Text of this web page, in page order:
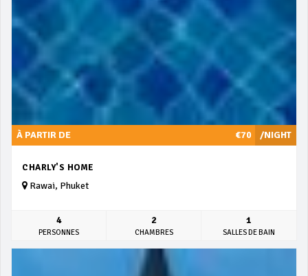
/NIGHT
À PARTIR DE €70
CHARLY'S HOME
Rawai, Phuket
4
PERSONNES
2
CHAMBRES
1
SALLES DE BAIN